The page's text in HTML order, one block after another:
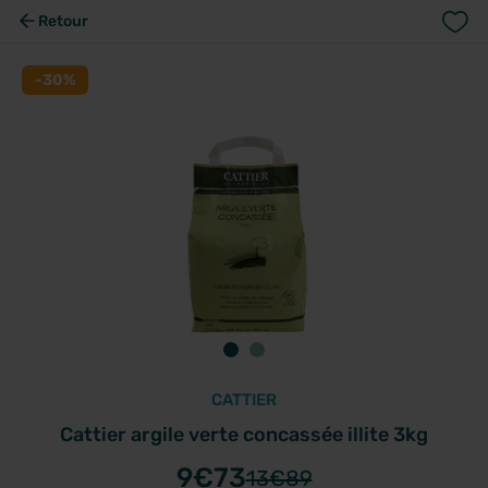
Retour
CATTIER
Cattier argile verte concassée illite 3kg
9€7313€89
-30%